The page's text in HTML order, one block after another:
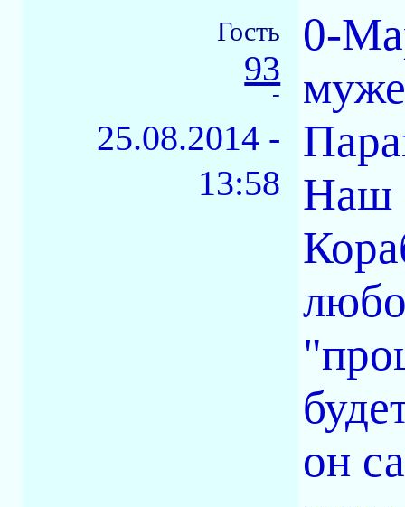
Гость
93
-
25.08.2014 -
13:58
0-
Наш
он